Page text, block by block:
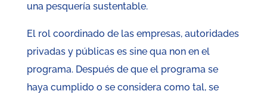
una pesquería sustentable.
El rol coordinado de las empresas, autoridades
privadas y públicas es sine qua non en el
programa. Después de que el programa se
haya cumplido o se considera como tal, se